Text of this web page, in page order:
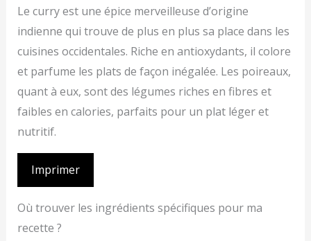
Le curry est une épice merveilleuse d’origine
indienne qui trouve de plus en plus sa place dans les
cuisines occidentales. Riche en antioxydants, il colore
et parfume les plats de façon inégalée. Les poireaux,
quant à eux, sont des légumes riches en fibres et
faibles en calories, parfaits pour un plat léger et
nutritif.
Imprimer
Où trouver les ingrédients spécifiques pour ma
recette ?